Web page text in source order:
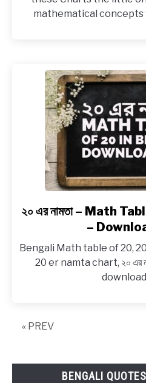
–
in
–
mathematical concepts
to
এর
–
২০ এর নামতা – Math
–
Bengali Math table of 20,
20 er namta chart, ২০ এর
« PREV
BENGALI